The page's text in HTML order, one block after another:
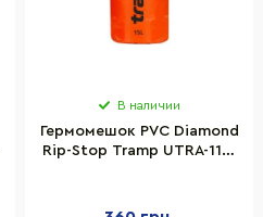
В наличии
Гермомешок PVC Diamond
Rip-Stop Tramp UTRA-112-